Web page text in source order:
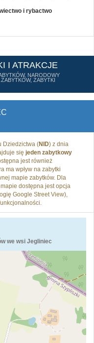
i rybactwo
I ATRAKCJE
NARODOWY
ZABYTKI
Dziedzictwa (NID) z dnia
się jeden zabytkowy
jest również
ma wpływ na zabytki
mapie zabytków. Dla
dostępna jest opcja
Google Street View),
we wsi Jegliniec